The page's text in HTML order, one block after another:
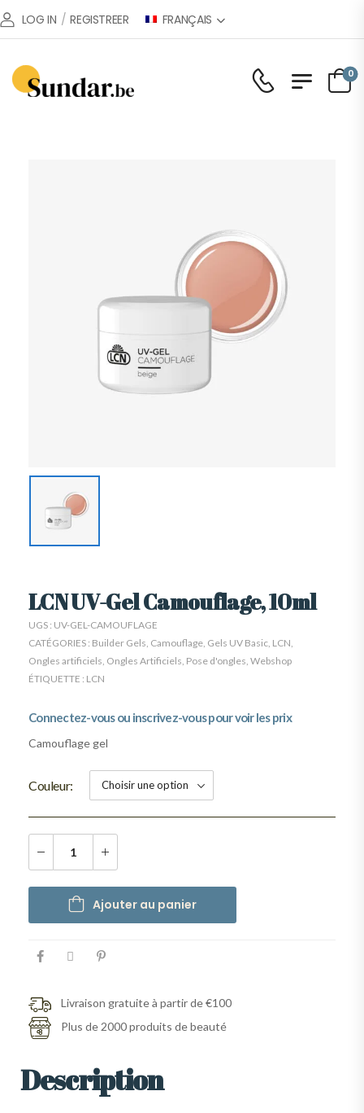
LOG IN / REGISTREER FRANÇAIS
0
LCN UV-Gel Camouflage, 10ml
UGS : UV-GEL-CAMOUFLAGE
CATÉGORIES : Builder Gels Camouflage Gels UV Basic LCN
Ongles artificiels Ongles Artificiels Pose d'ongles Webshop
ÉTIQUETTE : LCN
Connectez-vous ou inscrivez-vous pour voir les prix
Camouflage gel
Couleur
Ajouter au panier
Livraison gratuite à partir de €100
Plus de 2000 produits de beauté
Description